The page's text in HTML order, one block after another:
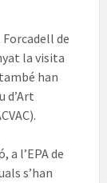
de
la visita
han
d’Art
a l’EPA de
s’han